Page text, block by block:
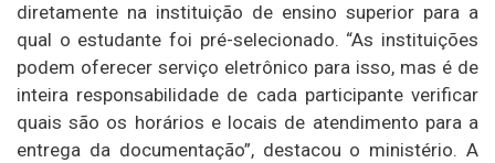
diretamente na instituição de ensino superior para a
qual o estudante foi pré-selecionado. “As instituições
podem oferecer serviço eletrônico para isso, mas é de
inteira responsabilidade de cada participante verificar
quais são os horários e locais de atendimento para a
entrega da documentação”, destacou o ministério. A